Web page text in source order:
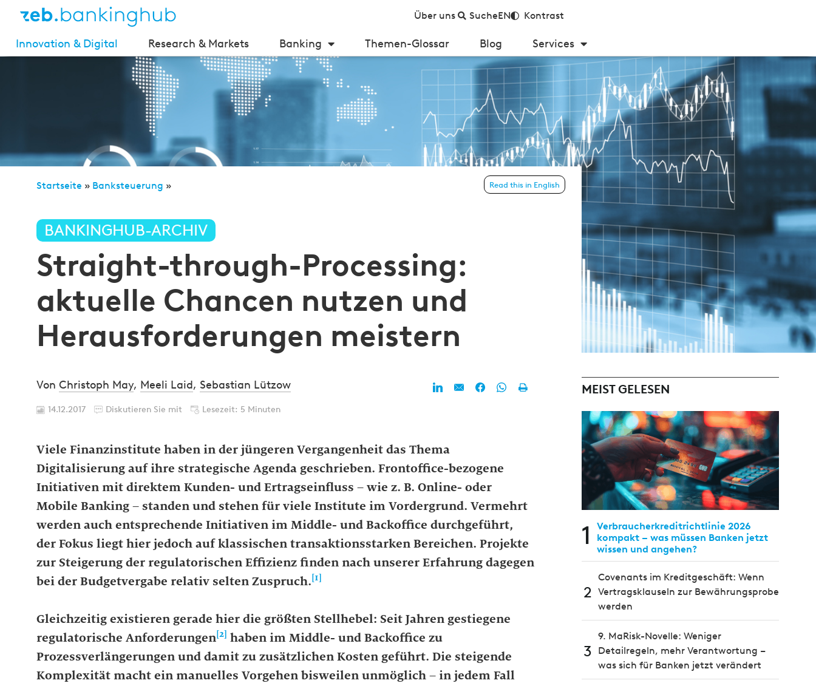
Über uns SucheEN Kontrast
Innovation & Digital Research & Markets Banking Themen-Glossar Blog Services
Startseite » Banksteuerung »
Read this in English
BANKINGHUB-ARCHIV
Straight-through-Processing:
aktuelle Chancen nutzen und
Herausforderungen meistern
Von Christoph May, Meeli Laid, Sebastian Lützow
14.12.2017 Diskutieren Sie mit Lesezeit: 5 Minuten
Viele Finanzinstitute haben in der jüngeren Vergangenheit das Thema
Digitalisierung auf ihre strategische Agenda geschrieben. Frontoffice-bezogene
Initiativen mit direktem Kunden- und Ertragseinfluss – wie z. B. Online- oder
Mobile Banking – standen und stehen für viele Institute im Vordergrund. Vermehrt
werden auch entsprechende Initiativen im Middle- und Backoffice durchgeführt,
der Fokus liegt hier jedoch auf klassischen transaktionsstarken Bereichen. Projekte
zur Steigerung der regulatorischen Effizienz finden nach unserer Erfahrung dagegen
bei der Budgetvergabe relativ selten Zuspruch.[1]
Gleichzeitig existieren gerade hier die größten Stellhebel: Seit Jahren gestiegene
regulatorische Anforderungen[2] haben im Middle- und Backoffice zu
Prozessverlängerungen und damit zu zusätzlichen Kosten geführt. Die steigende
Komplexität macht ein manuelles Vorgehen bisweilen unmöglich – in jedem Fall
MEIST GELESEN
1
Verbraucherkreditrichtlinie 2026
kompakt – was müssen Banken jetzt
wissen und angehen?
2
Covenants im Kreditgeschäft: Wenn
Vertragsklauseln zur Bewährungsprobe
werden
3
9. MaRisk-Novelle: Weniger
Detailregeln, mehr Verantwortung –
was sich für Banken jetzt verändert